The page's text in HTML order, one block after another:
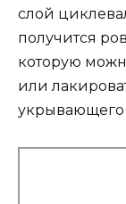
слой
получится
которую
или
укрывающего